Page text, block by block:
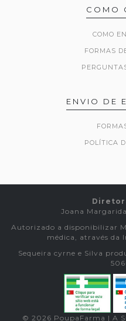
COMO
COMO
FORMAS
ENVIO DE
POLÍTICA
Joana
Autorizado a disponibilizar
médica, através da
Sequeira cyrne e Silva
© 2026 PoupaFarma | A